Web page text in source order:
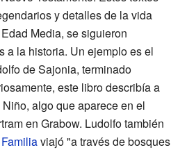
y detalles de la vida
Media, se siguieron
a la historia. Un ejemplo es el
de Sajonia, terminado
este libro describía a
algo que aparece en el
en Grabow. Ludolfo también
viajó "a través de bosques